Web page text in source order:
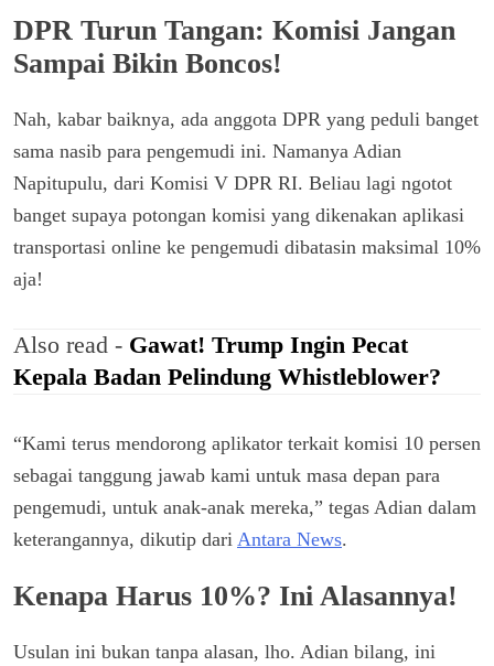
DPR Turun Tangan: Komisi Jangan
Sampai Bikin Boncos!
Nah, kabar baiknya, ada anggota DPR yang peduli banget
sama nasib para pengemudi ini. Namanya Adian
Napitupulu, dari Komisi V DPR RI. Beliau lagi ngotot
banget supaya potongan komisi yang dikenakan aplikasi
transportasi online ke pengemudi dibatasin maksimal 10%
aja!
Also read - Gawat! Trump Ingin Pecat
Kepala Badan Pelindung Whistleblower?
“Kami terus mendorong aplikator terkait komisi 10 persen
sebagai tanggung jawab kami untuk masa depan para
pengemudi, untuk anak-anak mereka,” tegas Adian dalam
keterangannya, dikutip dari Antara News.
Kenapa Harus 10%? Ini Alasannya!
Usulan ini bukan tanpa alasan, lho. Adian bilang, ini